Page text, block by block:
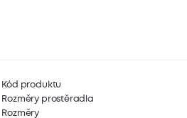
Kód produktu
Rozměry prostěradla
Rozměry